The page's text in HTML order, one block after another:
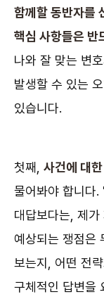
함께할 동반자를
핵심 사항들은 반
나와 잘 맞는 변
발생할 수 있는
있습니다.
첫째, 사건에 대
물어봐야 합니다
대답보다는, 제
예상되는 쟁점은
보는지, 어떤 전
구체적인 답변을